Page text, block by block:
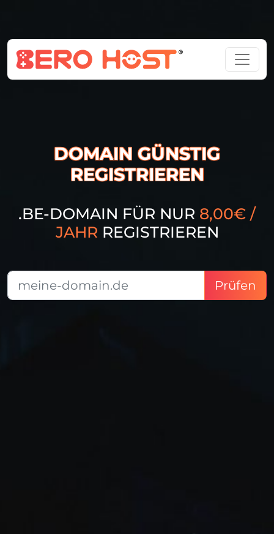
DOMAIN GÜNSTIG
REGISTRIEREN
.BE-DOMAIN FÜR NUR 8,00€ /
JAHR REGISTRIEREN
Prüfen